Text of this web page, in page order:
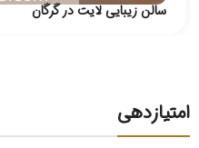
سالن زیبایی لایت در گرگان
امتیازدهی